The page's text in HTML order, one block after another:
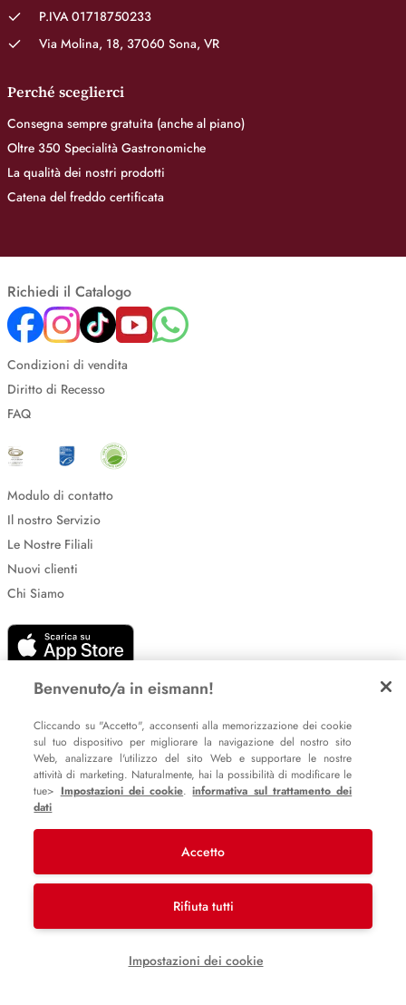
P.IVA 01718750233
Via Molina, 18, 37060 Sona, VR
Perché sceglierci
Consegna sempre gratuita (anche al piano)
Oltre 350 Specialità Gastronomiche
La qualità dei nostri prodotti
Catena del freddo certificata
Richiedi il Catalogo
Condizioni di vendita
Diritto di Recesso
FAQ
Modulo di contatto
Il nostro Servizio
Le Nostre Filiali
Nuovi clienti
Chi Siamo
Impostazione dei cookie
Informative sulla privacy
Policy Whistleblowing
© 2007 – 2026 eismann s.r.l.
Last Mile Delivery S.à r.l.
Benvenuto/a in eismann!
Cliccando su "Accetto", acconsenti alla memorizzazione dei cookie
sul tuo dispositivo per migliorare la navigazione del nostro sito
Web, analizzare l'utilizzo del sito Web e supportare le nostre
attività di marketing. Naturalmente, hai la possibilità di modificare le
tue> Impostazioni dei cookie.informativa sul trattamento dei
dati
Accetto
Rifiuta tutti
Impostazioni dei cookie